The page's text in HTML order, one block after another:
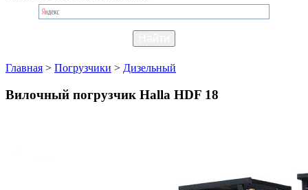
Главная > Погрузчики > Дизельный
Вилочный погрузчик Halla HDF 18